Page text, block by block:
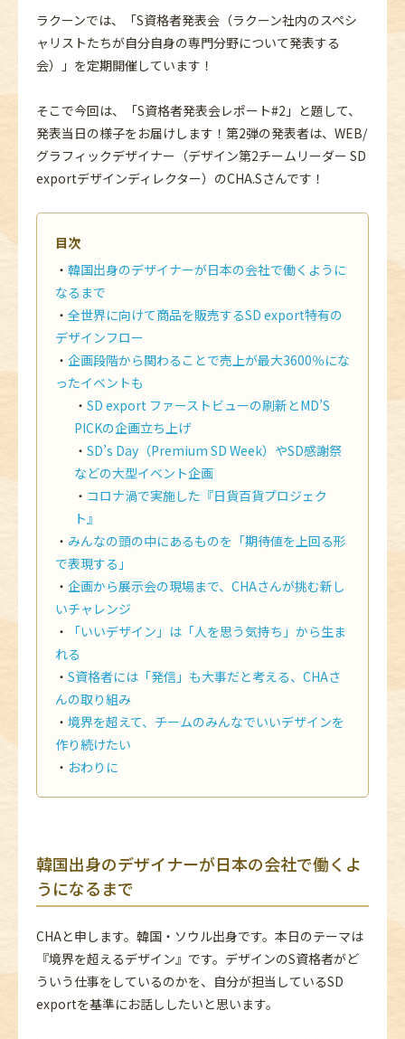
ラクーンでは、「S資格者発表会（ラクーン社内のスペシ
ャリストたちが自分自身の専門分野について発表する
会）」を定期開催しています！
そこで今回は、「S資格者発表会レポート#2」と題して、
発表当日の様子をお届けします！第2弾の発表者は、WEB/
グラフィックデザイナー（デザイン第2チームリーダー SD
exportデザインディレクター）のCHA.Sさんです！
目次
韓国出身のデザイナーが日本の会社で働くように
なるまで
全世界に向けて商品を販売するSD export特有の
デザインフロー
企画段階から関わることで売上が最大3600％にな
ったイベントも
SD export ファーストビューの刷新とMD’S
PICKの企画立ち上げ
SD’s Day（Premium SD Week）やSD感謝祭
などの大型イベント企画
コロナ渦で実施した『日貨百貨プロジェク
ト』
みんなの頭の中にあるものを「期待値を上回る形
で表現する」
企画から展示会の現場まで、CHAさんが挑む新し
いチャレンジ
「いいデザイン」は「人を思う気持ち」から生ま
れる
S資格者には「発信」も大事だと考える、CHAさ
んの取り組み
境界を超えて、チームのみんなでいいデザインを
作り続けたい
おわりに
韓国出身のデザイナーが日本の会社で働くよ
うになるまで
CHAと申します。韓国・ソウル出身です。本日のテーマは
『境界を超えるデザイン』です。デザインのS資格者がど
ういう仕事をしているのかを、自分が担当しているSD
exportを基準にお話ししたいと思います。